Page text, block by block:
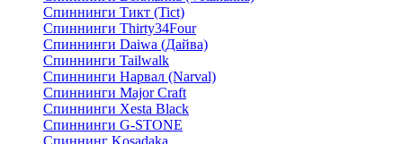
Спиннинги Тикт (Tict)
Спиннинги Thirty34Four
Спиннинги Daiwa (Дайва)
Спиннинги Tailwalk
Спиннинги Нарвал (Narval)
Спиннинги Major Craft
Спиннинги Xesta Black
Спиннинги G-STONE
Спиннинг Kosadaka